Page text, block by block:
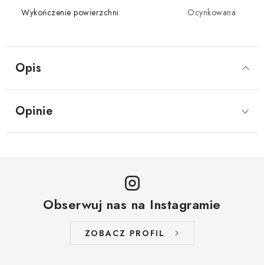
Opis
Wykończenie powierzchni Ocynkowana
Opinie
Obserwuj nas na Instagramie
ZOBACZ PROFIL